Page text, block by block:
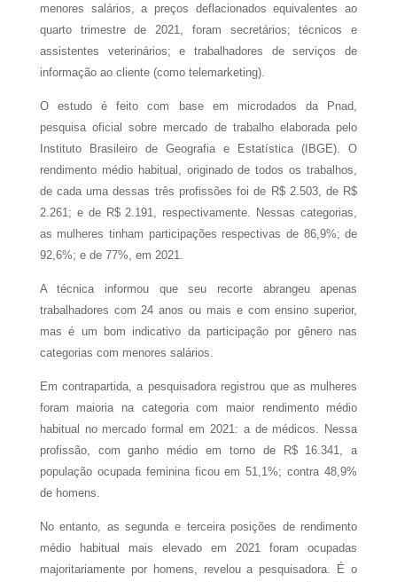
menores salários, a preços deflacionados equivalentes ao
quarto trimestre de 2021, foram secretários; técnicos e
assistentes veterinários; e trabalhadores de serviços de
informação ao cliente (como telemarketing).
O estudo é feito com base em microdados da Pnad,
pesquisa oficial sobre mercado de trabalho elaborada pelo
Instituto Brasileiro de Geografia e Estatística (IBGE). O
rendimento médio habitual, originado de todos os trabalhos,
de cada uma dessas três profissões foi de R$ 2.503, de R$
2.261; e de R$ 2.191, respectivamente. Nessas categorias,
as mulheres tinham participações respectivas de 86,9%; de
92,6%; e de 77%, em 2021.
A técnica informou que seu recorte abrangeu apenas
trabalhadores com 24 anos ou mais e com ensino superior,
mas é um bom indicativo da participação por gênero nas
categorias com menores salários.
Em contrapartida, a pesquisadora registrou que as mulheres
foram maioria na categoria com maior rendimento médio
habitual no mercado formal em 2021: a de médicos. Nessa
profissão, com ganho médio em torno de R$ 16.341, a
população ocupada feminina ficou em 51,1%; contra 48,9%
de homens.
No entanto, as segunda e terceira posições de rendimento
médio habitual mais elevado em 2021 foram ocupadas
majoritariamente por homens, revelou a pesquisadora. É o